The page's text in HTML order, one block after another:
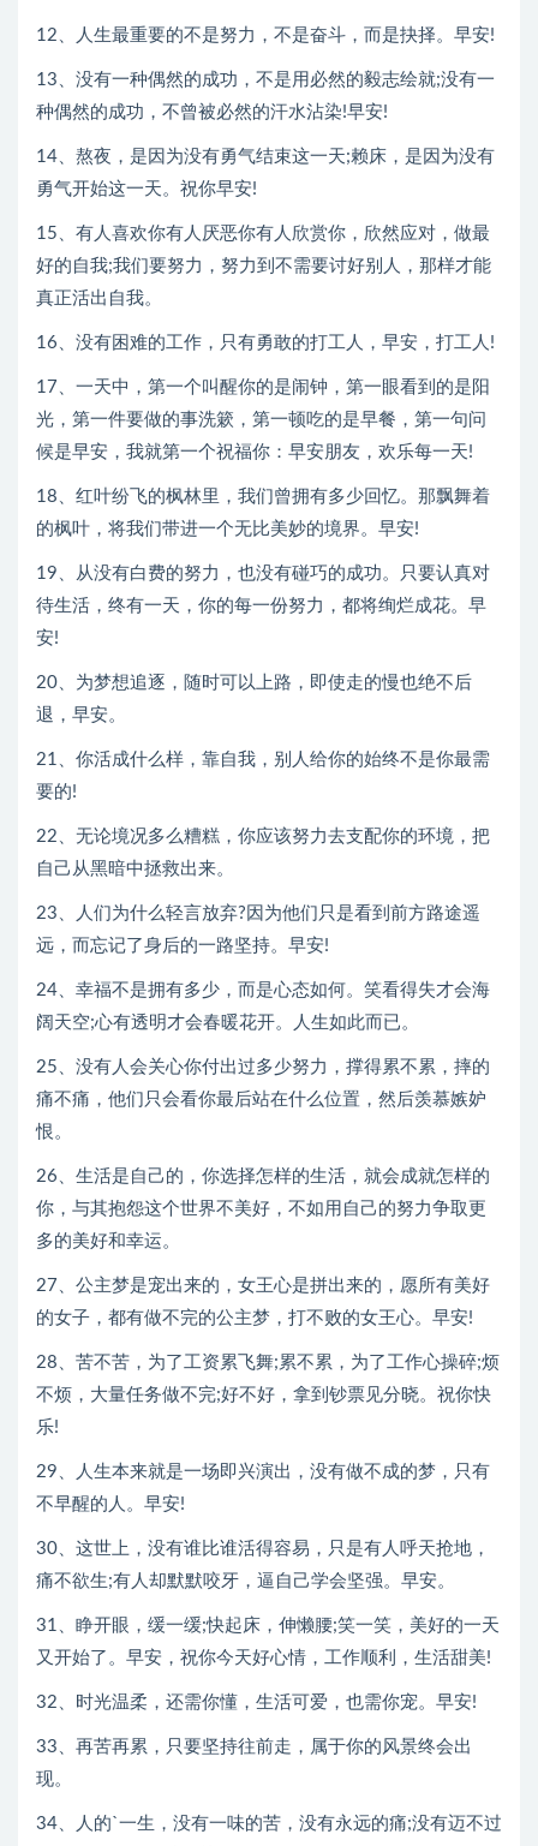
12、人生最重要的不是努力，不是奋斗，而是抉择。早安!
13、没有一种偶然的成功，不是用必然的毅志绘就;没有一
种偶然的成功，不曾被必然的汗水沾染!早安!
14、熬夜，是因为没有勇气结束这一天;赖床，是因为没有
勇气开始这一天。祝你早安!
15、有人喜欢你有人厌恶你有人欣赏你，欣然应对，做最
好的自我;我们要努力，努力到不需要讨好别人，那样才能
真正活出自我。
16、没有困难的工作，只有勇敢的打工人，早安，打工人!
17、一天中，第一个叫醒你的是闹钟，第一眼看到的是阳
光，第一件要做的事洗簌，第一顿吃的是早餐，第一句问
候是早安，我就第一个祝福你：早安朋友，欢乐每一天!
18、红叶纷飞的枫林里，我们曾拥有多少回忆。那飘舞着
的枫叶，将我们带进一个无比美妙的境界。早安!
19、从没有白费的努力，也没有碰巧的成功。只要认真对
待生活，终有一天，你的每一份努力，都将绚烂成花。早
安!
20、为梦想追逐，随时可以上路，即使走的慢也绝不后
退，早安。
21、你活成什么样，靠自我，别人给你的始终不是你最需
要的!
22、无论境况多么糟糕，你应该努力去支配你的环境，把
自己从黑暗中拯救出来。
23、人们为什么轻言放弃?因为他们只是看到前方路途遥
远，而忘记了身后的一路坚持。早安!
24、幸福不是拥有多少，而是心态如何。笑看得失才会海
阔天空;心有透明才会春暖花开。人生如此而已。
25、没有人会关心你付出过多少努力，撑得累不累，摔的
痛不痛，他们只会看你最后站在什么位置，然后羡慕嫉妒
恨。
26、生活是自己的，你选择怎样的生活，就会成就怎样的
你，与其抱怨这个世界不美好，不如用自己的努力争取更
多的美好和幸运。
27、公主梦是宠出来的，女王心是拼出来的，愿所有美好
的女子，都有做不完的公主梦，打不败的女王心。早安!
28、苦不苦，为了工资累飞舞;累不累，为了工作心操碎;烦
不烦，大量任务做不完;好不好，拿到钞票见分晓。祝你快
乐!
29、人生本来就是一场即兴演出，没有做不成的梦，只有
不早醒的人。早安!
30、这世上，没有谁比谁活得容易，只是有人呼天抢地，
痛不欲生;有人却默默咬牙，逼自己学会坚强。早安。
31、睁开眼，缓一缓;快起床，伸懒腰;笑一笑，美好的一天
又开始了。早安，祝你今天好心情，工作顺利，生活甜美!
32、时光温柔，还需你懂，生活可爱，也需你宠。早安!
33、再苦再累，只要坚持往前走，属于你的风景终会出
现。
34、人的`一生，没有一味的苦，没有永远的痛;没有迈不过